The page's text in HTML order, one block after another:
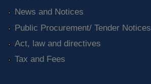
News and Notices
Public Procurement/ Tender Notices
Act, law and directives
Tax and Fees